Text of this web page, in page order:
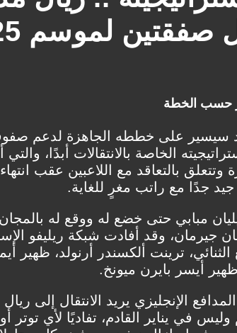
حسب الخطة
سيسير على خططه الجاهزة لدعم
الخاصة بالانتقالات أبدًا، والتي
وتتعلق بالتعاقد مع اللاعبين عقب
جدًا مع راتب مغرٍ للغاية.
مبابي حتى خضع له ووقع له بالمجان
وقد أفادت شبكة ريليفو
ترينت ألكسندر أرنولد، ظهير
أيسر بايرن ميونخ.
الإنجليزي يريد الانتقال إلى
في يناير القادم، تفاديًا لأي